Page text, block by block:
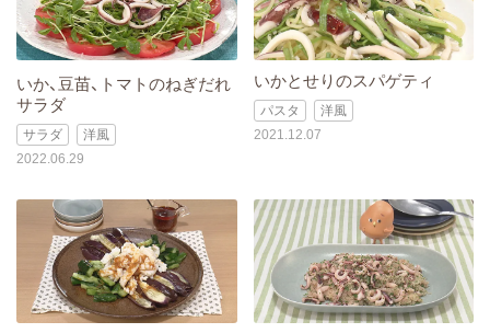
いか、豆苗、トマトのねぎだれ
サラダ
サラダ
洋風
2022.06.29
いかとせりのスパゲティ
パスタ
洋風
2021.12.07